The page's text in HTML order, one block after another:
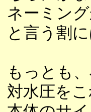
ネーミン
と言う割
もっとも
対水圧を